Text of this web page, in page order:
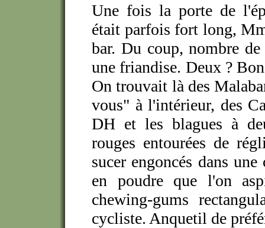
Une fois la porte de
était parfois fort long,
bar. Du coup, nombre
une friandise. Deux ?
On trouvait là des
vous" à l'intérieur, des
DH et les blagues à
rouges entourées de
sucer engoncés dans
en poudre que l'on
chewing-gums
cycliste. Anquetil de